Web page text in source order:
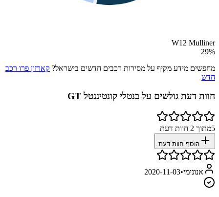
W12 Mulliner
29%
מחפשים מידע מקיף על מסירות רכבים חדשים בישראל? קארזון פרו רכב
חדש
חוות דעת גולשים עלבנטלי קונטיננטל GT
5מתוך 2 חוות דעת
הוסף חוות דעת
אנונימי•
2020-11-03